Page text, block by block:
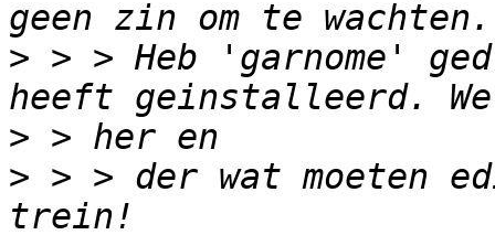
> > > Heb 'garnome'
>
> > > der wat moeten